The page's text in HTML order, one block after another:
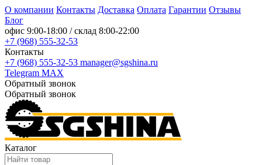
О компании Контакты Доставка Оплата Гарантии Отзывы
Блог
офис 9:00-18:00 / склад 8:00-22:00
+7 (968) 555-32-53
Контакты
+7 (968) 555-32-53 manager@sgshina.ru
Telegram MAX
Обратный звонок
Обратный звонок
Каталог